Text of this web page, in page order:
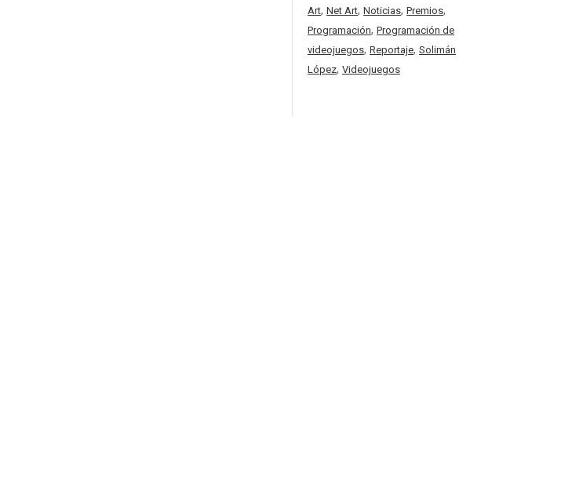
Art, Net Art, Noticias, Premios,
Programación, Programación de
videojuegos, Reportaje, Solimán
López, Videojuegos